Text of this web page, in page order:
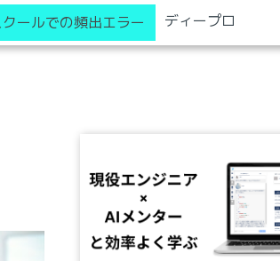
ールでの頻出エラー ディープロ